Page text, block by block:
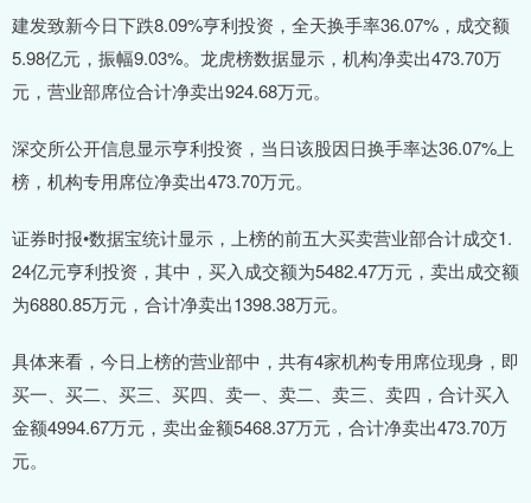
建发致新今日下跌8.09%亨利投资，全天换手率36.07%，成交额
5.98亿元，振幅9.03%。龙虎榜数据显示，机构净卖出473.70万
元，营业部席位合计净卖出924.68万元。
深交所公开信息显示亨利投资，当日该股因日换手率达36.07%上
榜，机构专用席位净卖出473.70万元。
证券时报•数据宝统计显示，上榜的前五大买卖营业部合计成交1.
24亿元亨利投资，其中，买入成交额为5482.47万元，卖出成交额
为6880.85万元，合计净卖出1398.38万元。
具体来看，今日上榜的营业部中，共有4家机构专用席位现身，即
买一、买二、买三、买四、卖一、卖二、卖三、卖四，合计买入
金额4994.67万元，卖出金额5468.37万元，合计净卖出473.70万
元。